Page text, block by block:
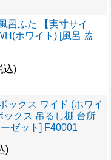
呂ふた 【実寸サイ
ホワイト) [風呂 蓋
込)
ックス ワイド (ホワイ
ックス 吊るし棚 台所
ゼット] F40001
)